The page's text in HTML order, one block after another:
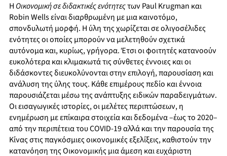
Η Οικονομική σε διδακτικές ενότητεςτων Paul Krugman και
Robin Wells είναι διαρθρωμένη με μια καινοτόμο,
σπονδυλωτή μορφή. Η ύλη της χωρίζεται σε ολιγοσέλιδες
ενότητες οι οποίες μπορούν να μελετηθούν σχετικά
αυτόνομα και, κυρίως, γρήγορα. Έτσι οι φοιτητές κατανοούν
ευκολότερα και κλιμακωτά τις σύνθετες έννοιες και οι
διδάσκοντες διευκολύνονται στην επιλογή, παρουσίαση και
ανάλυση της ύλης τους. Κάθε επιμέρους πεδίο και έννοια
παρουσιάζεται μέσω της ανάπτυξης ειδικών παραδειγμάτων.
Οι εισαγωγικές ιστορίες, οι μελέτες περιπτώσεων, η
ενημέρωση με επίκαιρα στοιχεία και δεδομένα –έως το 2020–
από την περιπέτεια του COVID-19 αλλά και την παρουσία της
Κίνας στις παγκόσμιες οικονομικές εξελίξεις, καθιστούν την
κατανόηση της Οικονομικής μια άμεση και ευχάριστη